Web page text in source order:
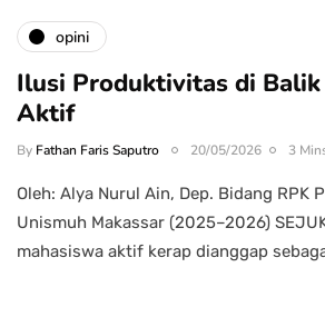
opini
Ilusi Produktivitas di Balik
Aktif
By Fathan Faris Saputro 20/05/2026 3
Oleh: Alya Nurul Ain, Dep. Bidang RPK
Unismuh Makassar (2025–2026)
mahasiswa aktif kerap dianggap